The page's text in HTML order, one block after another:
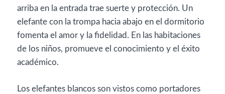
arriba en la entrada trae suerte y protección. Un
elefante con la trompa hacia abajo en el dormitorio
fomenta el amor y la fidelidad. En las habitaciones
de los niños, promueve el conocimiento y el éxito
académico.
Los elefantes blancos son vistos como portadores